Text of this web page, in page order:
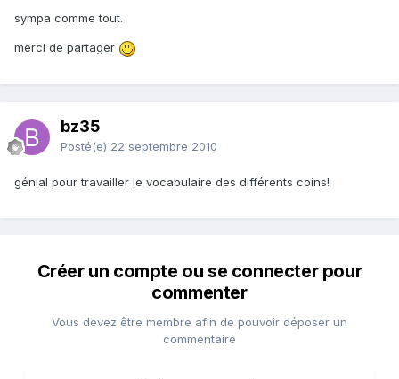
sympa comme tout.
merci de partager
bz35
Posté(e) 22 septembre 2010
génial pour travailler le vocabulaire des différents coins!
Créer un compte ou se connecter pour
commenter
Vous devez être membre afin de pouvoir déposer un
commentaire